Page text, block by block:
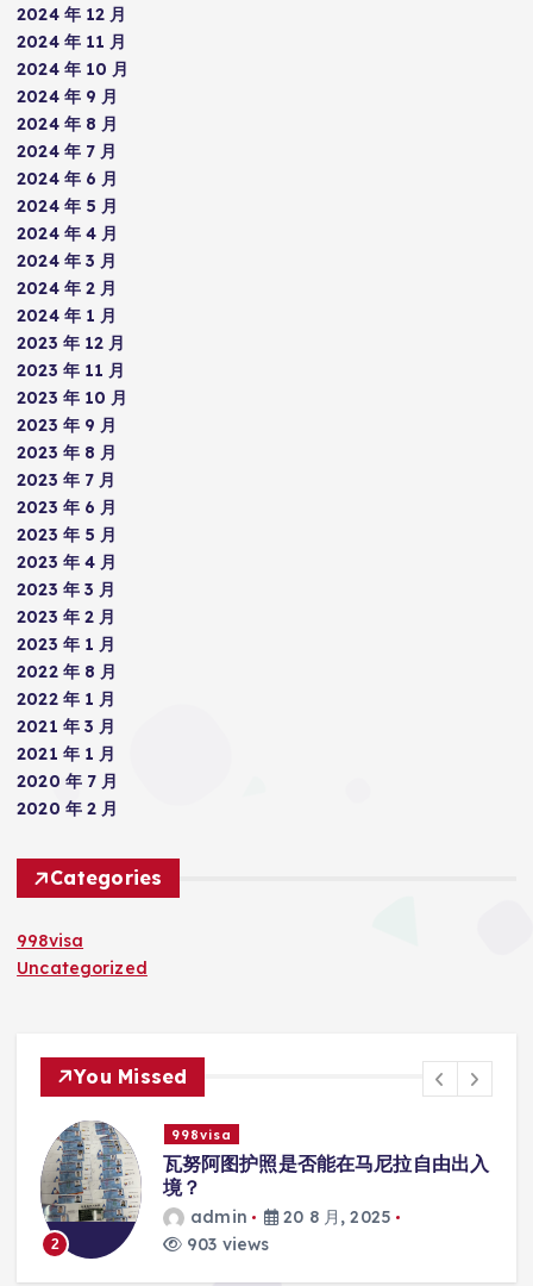
2024 年 12 月
2024 年 11 月
2024 年 10 月
2024 年 9 月
2024 年 8 月
2024 年 7 月
2024 年 6 月
2024 年 5 月
2024 年 4 月
2024 年 3 月
2024 年 2 月
2024 年 1 月
2023 年 12 月
2023 年 11 月
2023 年 10 月
2023 年 9 月
2023 年 8 月
2023 年 7 月
2023 年 6 月
2023 年 5 月
2023 年 4 月
2023 年 3 月
2023 年 2 月
2023 年 1 月
2022 年 8 月
2022 年 1 月
2021 年 3 月
2021 年 1 月
2020 年 7 月
2020 年 2 月
Categories
998visa
Uncategorized
You Missed
马尼拉自由出入
, 2025
3
瓦努阿图护照是否能在马
admin